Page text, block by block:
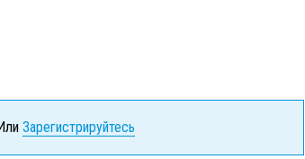
Зарегистрируйтесь